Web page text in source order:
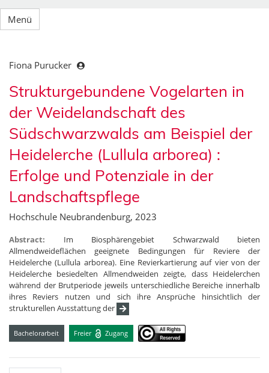
Menü
Fiona Purucker
Strukturgebundene Vogelarten in
der Weidelandschaft des
Südschwarzwalds am Beispiel der
Heidelerche (Lullula arborea) :
Erfolge und Potenziale in der
Landschaftspflege
Hochschule Neubrandenburg, 2023
Abstract: Im Biosphärengebiet Schwarzwald bieten
Allmendweideflächen geeignete Bedingungen für Reviere der
Heidelerche (Lullula arborea). Eine Revierkartierung auf vier von der
Heidelerche besiedelten Allmendweiden zeigte, dass Heidelerchen
während der Brutperiode jeweils unterschiedliche Bereiche innerhalb
ihres Reviers nutzen und sich ihre Ansprüche hinsichtlich der
strukturellen Ausstattung der
Bachelorarbeit Freier Zugang